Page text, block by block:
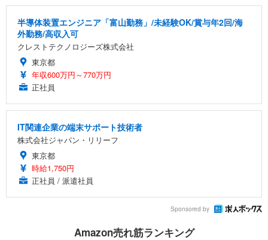
半導体装置エンジニア「富山勤務」/未経験OK/賞与年2回/海
外勤務/高収入可
クレストテクノロジーズ株式会社
東京都
年収600万円～770万円
正社員
IT関連企業の端末サポート技術者
株式会社ジャパン・リリーフ
東京都
時給1,750円
正社員 / 派遣社員
Sponsored by
Amazon売れ筋ランキング